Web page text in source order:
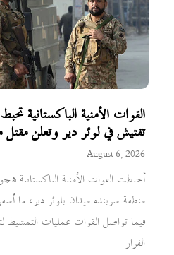
القوات الأمنية الباكستانية
تفتيش في لوئر دير وتعلن
August 6, 2026
أحبطت القوات الأمنية الباكستانية
منطقة سربندة ميدان بلوئر دير، ما
فيما تواصل القوات عمليات التمشيط
الفرار